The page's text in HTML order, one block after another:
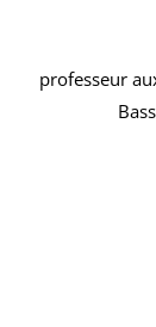
professeur